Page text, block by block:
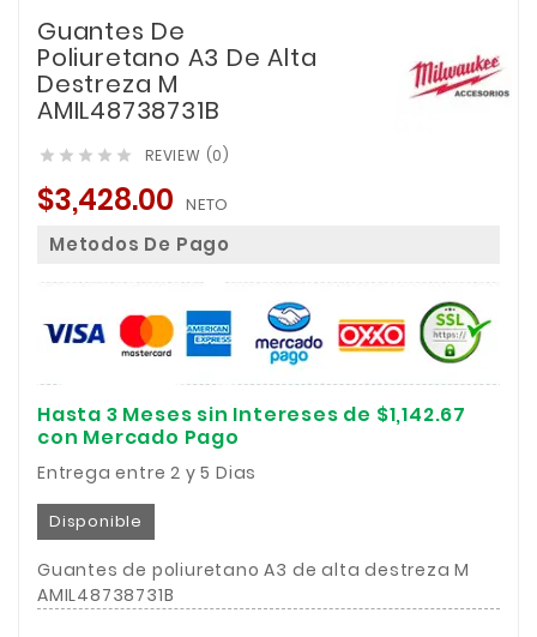
Guantes De
Poliuretano A3 De Alta
Destreza M
AMIL48738731B
     REVIEW (0)
$3,428.00 NETO
Metodos De Pago
Hasta 3 Meses sin Intereses de $1,142.67
con Mercado Pago
Entrega entre 2 y 5 Dias
Disponible
Guantes de poliuretano A3 de alta destreza M
AMIL48738731B